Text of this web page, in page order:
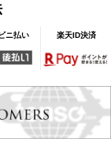
ニ払い 楽天ID決済